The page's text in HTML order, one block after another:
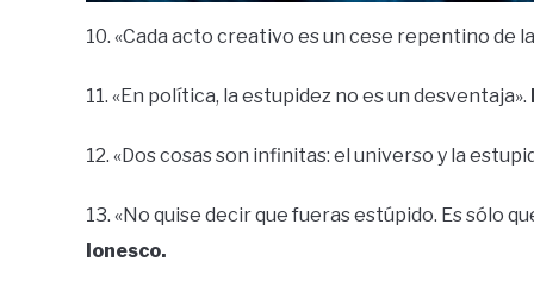
10. «Cada acto creativo es un cese repentino de
11. «En política, la estupidez no es un desventaja».
12. «Dos cosas son infinitas: el universo y la
13. «No quise decir que fueras estúpido. Es sólo
Ionesco.